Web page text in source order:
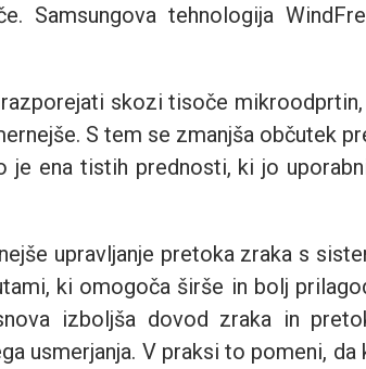
Samsungova tehnologija
skozi tisoče
S tem se zmanjša občutek
je ena tistih prednosti, ki jo
upravljanje pretoka zraka s
ki omogoča širše in bolj
izboljša dovod zraka in
usmerjanja. V praksi to pomeni, da